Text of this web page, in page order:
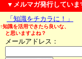
▼メルマガ発行していま
「知識をチカラに！」
↑知識を活用できたら良いな、
と思いますよね？
メールアドレス：